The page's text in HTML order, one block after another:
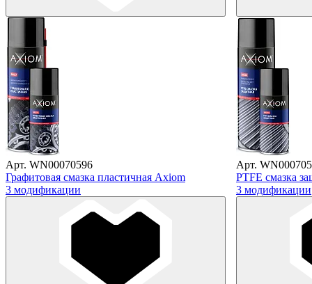
Арт. WN00070596
Графитовая смазка пластичная Axiom
3 модификации
Арт.
PTFE смазка
3 модификации